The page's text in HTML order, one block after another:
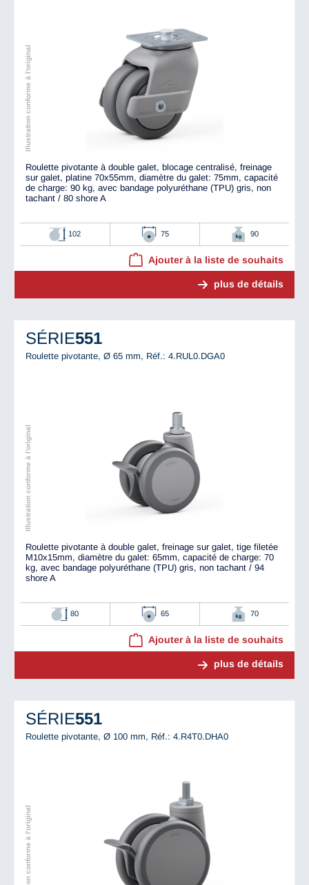
Illustration conforme à l'original
Roulette pivotante à double galet, blocage centralisé, freinage
sur galet, platine 70x55mm, diamètre du galet: 75mm, capacité
de charge: 90 kg, avec bandage polyuréthane (TPU) gris, non
tachant / 80 shore A
102 75 90
Ajouter à la liste de souhaits
plus de détails
SÉRIE551
Roulette pivotante, Ø 65 mm, Réf.: 4.RUL0.DGA0
Illustration conforme à l'original
Roulette pivotante à double galet, freinage sur galet, tige filetée
M10x15mm, diamètre du galet: 65mm, capacité de charge: 70
kg, avec bandage polyuréthane (TPU) gris, non tachant / 94
shore A
80 65 70
Ajouter à la liste de souhaits
plus de détails
SÉRIE551
Roulette pivotante, Ø 100 mm, Réf.: 4.R4T0.DHA0
Illustration conforme à l'original